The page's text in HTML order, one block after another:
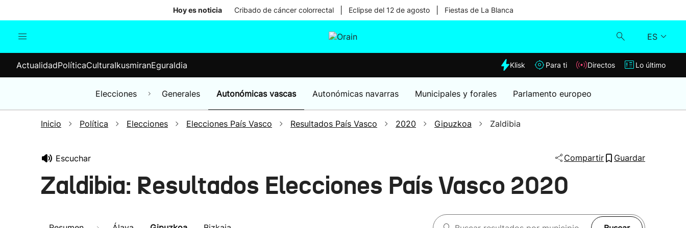
Hoy es noticia Cribado de cáncer colorrectal Eclipse del 12 de agosto Fiestas de La Blanca
ES
Elecciones
Klisk
Lo último
ActualidadPolíticaCulturaIkusmiranEguraldia Klisk Para ti Directos Lo último
Elecciones Generales Autonómicas vascas Autonómicas navarras Municipales y forales Parlamento europeo
Inicio Política Elecciones Elecciones País Vasco Resultados País Vasco 2020 Gipuzkoa Zaldibia
Escuchar Compartir Guardar
Zaldibia: Resultados Elecciones País Vasco 2020